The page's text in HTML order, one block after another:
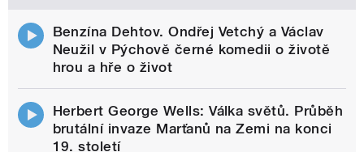
Benzína Dehtov. Ondřej Vetchý a Václav
Neužil v Pýchově černé komedii o životě
hrou a hře o život
Herbert George Wells: Válka světů. Průběh
brutální invaze Marťanů na Zemi na konci
19. století